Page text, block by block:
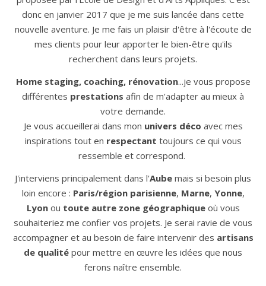
donc en janvier 2017 que je me suis lancée dans cette
nouvelle aventure. Je me fais un plaisir d'être à l'écoute de
mes clients pour leur apporter le bien-être qu'ils
recherchent dans leurs projets.
Home staging, coaching, rénovation...je vous propose
différentes prestations afin de m'adapter au mieux à
votre demande.
Je vous accueillerai dans mon univers déco avec mes
inspirations tout en respectant toujours ce qui vous
ressemble et correspond.
J'interviens principalement dans l'Aube mais si besoin plus
loin encore : Paris/région parisienne, Marne, Yonne,
Lyonou toute autre zone géographiqueoù vous
souhaiteriez me confier vos projets. Je serai ravie de vous
accompagner et au besoin de faire intervenir des artisans
de qualité pour mettre en œuvre les idées que nous
ferons naître ensemble.